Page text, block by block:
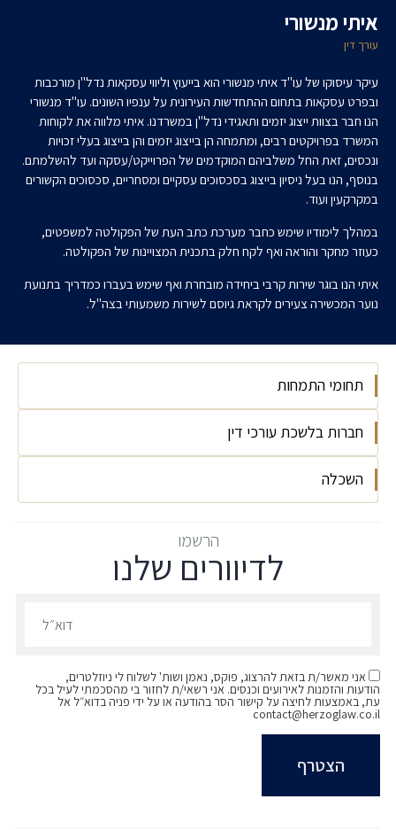
איתי מנשורי
עורך דין
​עיקר עיסוקו של עו"ד איתי מנשורי הוא בייעוץ וליווי עסקאות נדל"ן מורכבות
ובפרט עסקאות בתחום ההתחדשות העירונית על ענפיו השונים. עו"ד מנשורי
הנו חבר בצוות ייצוג יזמים ותאגידי נדל"ן במשרדנו. איתי מלווה את לקוחו​ת
המשרד בפרויקטים רבים, ומתמחה הן בייצוג יזמים והן בייצוג בעלי זכויות
ונכסים, זאת החל משלביהם המוקדמים של הפרוייקט/עסקה ועד להשלמתם.
בנוסף, הנו בעל ניסיון בייצוג בסכסוכים עסקיים ומסחריים, סכסוכים הקשורים
במקרקעין ועוד.
במהלך לימודיו שימש כחבר מערכת כתב העת של הפקולטה למשפטים,
כעוזר מחקר והוראה ואף לקח חלק בתכנית המצויינות של הפקולטה.
איתי הנו בוגר שירות קרבי ביחידה מובחרת ואף שימש בעברו כמדריך בתנועת
נוער המכשירה צעירים לקראת גיוסם לשירות משמעותי בצה"ל.
תחומי התמחות
נדל"ן
התחדשות עירונית
ליטיגציה
מימון פרויקטים
חברות בלשכת עורכי דין
ינואר 2020, ישראלהשכלה
בוגר תואר ראשון במשפטים עם התמחות במשפט
מסחרי ( C.O.L.M) ותואר שני בתכנון ערים ואיזורים
וגיאוגרפיה (M.UR.P ו-M.Sc), האוניברסיטה
הרשמו
לדיוורים שלנו
אני מאשר/ת בזאת להרצוג, פוקס, נאמן ושות' לשלוח לי ניוזלטרים,
הודעות והזמנות לאירועים וכנסים. אני רשאי/ת לחזור בי מהסכמתי לעיל בכל
עת, באמצעות לחיצה על קישור הסר בהודעה או על ידי פניה בדוא״ל אל
contact@herzoglaw.co.il